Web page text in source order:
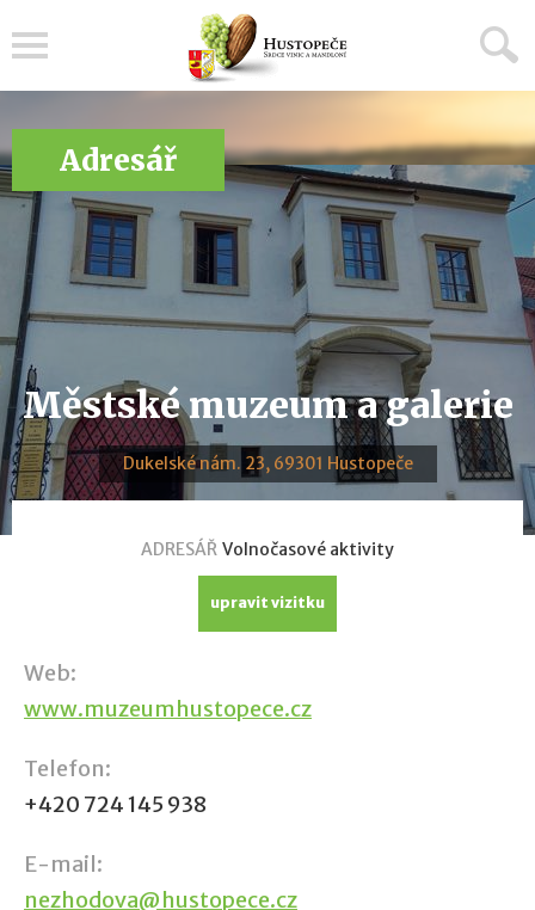
Adresář
Městské muzeum a galerie
Dukelské nám. 23, 69301 Hustopeče
ADRESÁŘ Volnočasové aktivity
upravit vizitku
Web:
www.muzeumhustopece.cz
Telefon:
+420 724 145 938
E-mail:
nezhodova@hustopece.cz